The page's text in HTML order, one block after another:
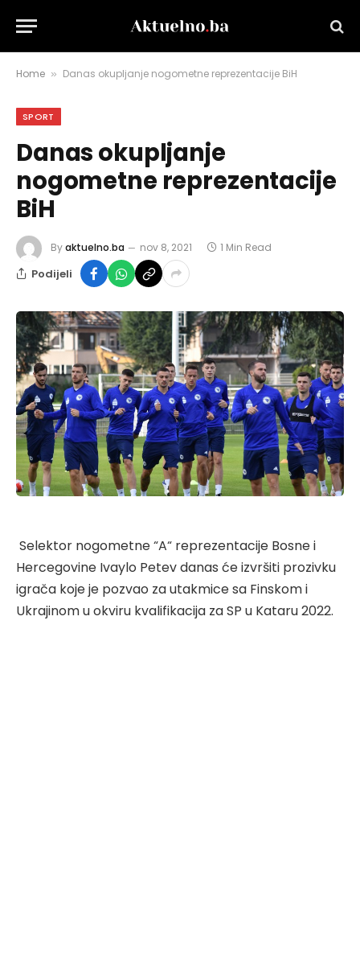
Home » Danas okupljanje nogometne reprezentacije BiH
SPORT
Danas okupljanje
nogometne reprezentacije
BiH
Byaktuelno.ba nov 8, 2021 1 Min Read
Podijeli
Selektor nogometne “A“ reprezentacije Bosne i
Hercegovine Ivaylo Petev danas će izvršiti prozivku
igrača koje je pozvao za utakmice sa Finskom i
Ukrajinom u okviru kvalifikacija za SP u Kataru 2022.